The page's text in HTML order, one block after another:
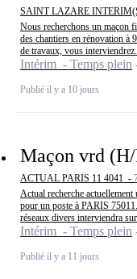
SAINT LAZARE
Nous recherchons un maçon
des chantiers en rénovation à
de travaux, vous
Intérim - Temps plein
Publié il y a 10 jours
Maçon vrd
ACTUAL PARIS 11 4041 -
Actual recherche
pour un poste à PARIS
réseaux divers interviendra
Intérim - Temps plein
Publié il y a 11 jours